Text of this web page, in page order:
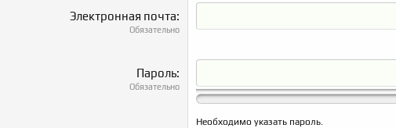
Электронная почта
Обязательно
Пароль
Обязательно
Необходимо указать пароль.